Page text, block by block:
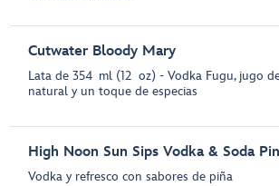
Cutwater Bloody Mary
Lata de 354 ml (12 oz) - Vodka Fugu, jugo
natural y un toque de especias
High Noon Sun Sips Vodka & Soda
Vodka y refresco con sabores de piña